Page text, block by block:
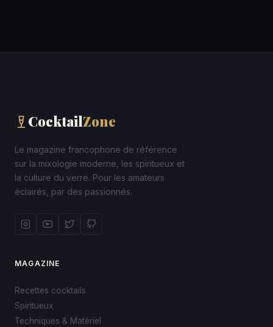
CocktailZone
Le magazine francophone de référence
sur la mixologie moderne, les spiritueux et
la culture du verre. Pour les amateurs
éclairés, par des passionnés.
MAGAZINE
Recettes cocktails
Spiritueux
Techniques & Matériel